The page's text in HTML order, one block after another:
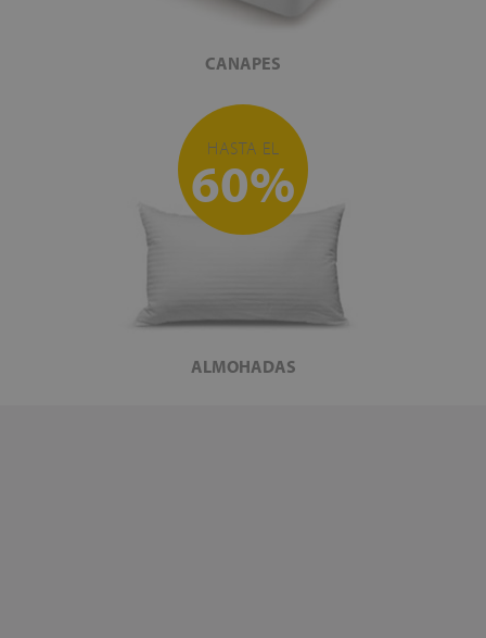
CANAPES
HASTA EL
60%
ALMOHADAS